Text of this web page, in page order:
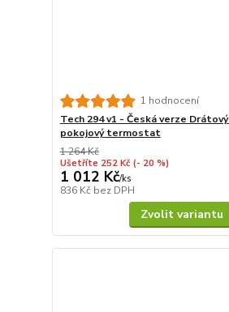
1 hodnocení
Tech 294 v1 - Česká verze
pokojový termostat
1 264 Kč
Ušetříte 252 Kč (- 20 %)
1 012 Kč/ks
836 Kč bez DPH
Zvolit variantu